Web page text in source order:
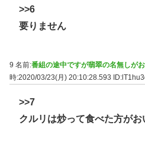
>>6
要りません
9 名前:番組の途中ですが翡翠の名無しが
時:2020/03/23(月) 20:10:28.593
>>7
クルリは炒って食べた方がお